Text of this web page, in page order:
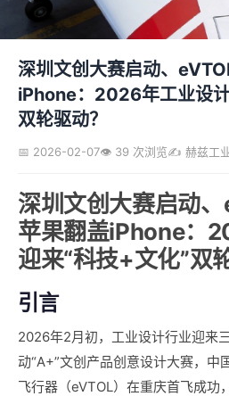
深圳文创大赛启动、
iPhone：2026年工业设
双轮驱动？
📅 2026-02-07👁️ 39 次浏览✍️ 赫兹工
深圳文创大赛启动、
苹果翻盖iPhone：
迎来“科技+文化”双
引言
2026年2月初，工业设计行业迎来
动“A+”文创产品创意设计大赛，中
飞行器（eVTOL）在重庆首飞成功